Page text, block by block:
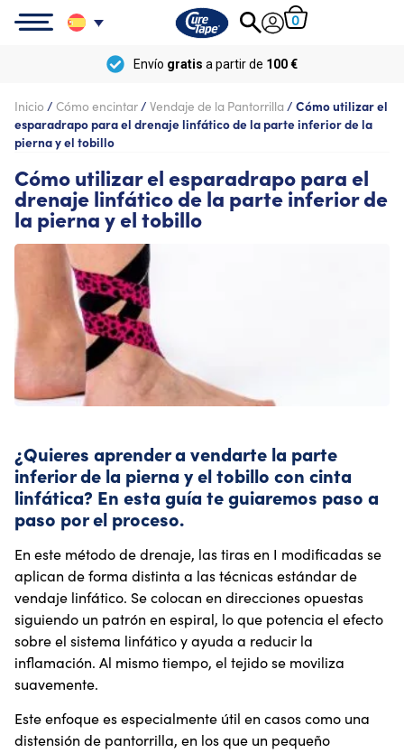
0
Envío gratis a partir de 100 €
Inicio / Cómo encintar/ Vendaje de la Pantorrilla / Cómo utilizar el
esparadrapo para el drenaje linfático de la parte inferior de la
pierna y el tobillo
Cómo utilizar el esparadrapo para el
drenaje linfático de la parte inferior de
la pierna y el tobillo
¿Quieres aprender a vendarte la parte
inferior de la pierna y el tobillo con cinta
linfática? En esta guía te guiaremos paso a
paso por el proceso.
En este método de drenaje, las tiras en I modificadas se
aplican de forma distinta a las técnicas estándar de
vendaje linfático. Se colocan en direcciones opuestas
siguiendo un patrón en espiral, lo que potencia el efecto
sobre el sistema linfático y ayuda a reducir la
inflamación. Al mismo tiempo, el tejido se moviliza
suavemente.
Este enfoque es especialmente útil en casos como una
distensión de pantorrilla, en los que un pequeño